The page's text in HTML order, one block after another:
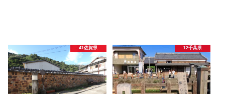
41佐賀県 12千葉県